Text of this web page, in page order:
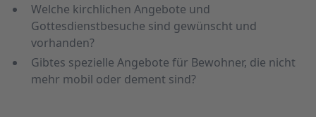
Welche kirchlichen Angebote und
Gottesdienstbesuche sind gewünscht und
vorhanden?
Gibtes spezielle Angebote für Bewohner, die nicht
mehr mobil oder dement sind?